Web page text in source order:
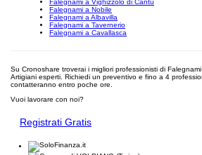
Falegnami a Vighizzolo di Cantù
Falegnami a Nobile
Falegnami a Albavilla
Falegnami a Tavernerio
Falegnami a Cavallasca
Su Cronoshare troverai i migliori professionisti di
Artigiani esperti. Richiedi un preventivo e fino a 4
contatteranno entro poche ore.
Vuoi lavorare con noi?
Registrati Gratis